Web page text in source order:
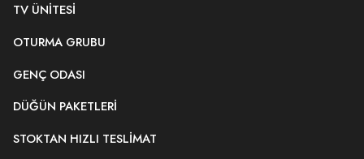
TV ÜNITESI
OTURMA GRUBU
GENÇ ODASI
DÜĞÜN PAKETLERI
STOKTAN HIZLI TESLIMAT